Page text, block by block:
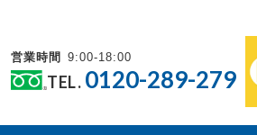
営業時間 9:00-18:00
TEL. 0120-289-279